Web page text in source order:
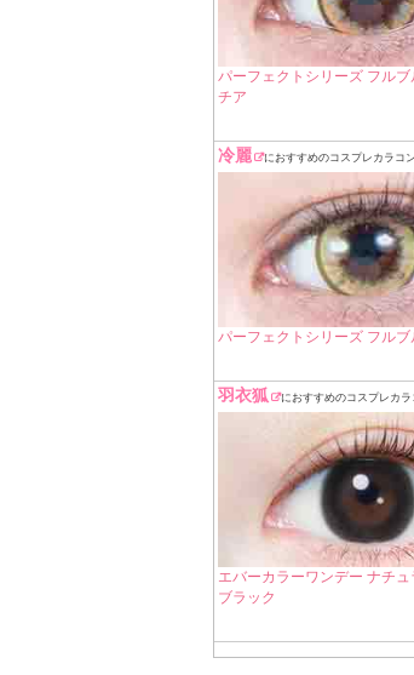
パーフェクトシリーズ フルブ
チア
冷麗 におすすめのコスプレカラコン
パーフェクトシリーズ フル
羽衣狐 におすすめのコスプレカラ
エバーカラーワンデー ナチ
ブラック